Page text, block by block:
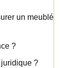
un meublé
?
?